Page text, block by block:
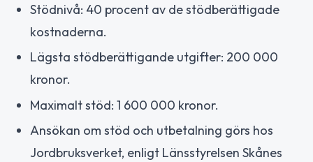
Stödnivå: 40 procent av de stödberättigade
kostnaderna.
Lägsta stödberättigande utgifter: 200 000
kronor.
Maximalt stöd: 1 600 000 kronor.
Ansökan om stöd och utbetalning görs hos
Jordbruksverket, enligt Länsstyrelsen Skånes